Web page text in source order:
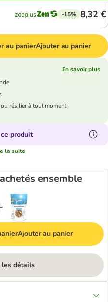
-15% 8,32 €
au panierAjouter au panier
En savoir plus
résilier à tout moment
produit
la suite
ensemble
Ajouter au panier
détails